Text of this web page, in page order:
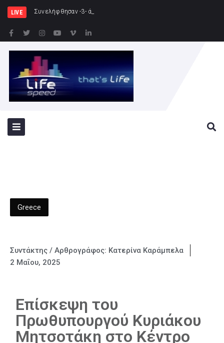
LIVE Συνελήφθησαν -3- άτομα για καλλιέργεια δεν
Greece
Συντάκτης / Αρθρογράφος: Κατερίνα Καράμπελα
2 Μαΐου, 2025
Επίσκεψη του
Πρωθυπουργού Κυριάκου
Μητσοτάκη στο Κέντρο